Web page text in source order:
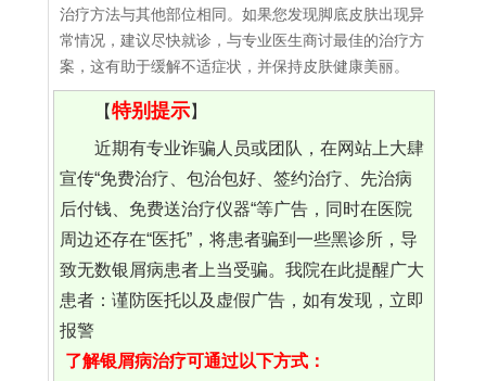
治疗方法与其他部位相同。如果您发现脚底皮肤出现异
常情况，建议尽快就诊，与专业医生商讨最佳的治疗方
案，这有助于缓解不适症状，并保持皮肤健康美丽。
【特别提示】
近期有专业诈骗人员或团队，在网站上大肆
宣传“免费治疗、包治包好、签约治疗、先治病
后付钱、免费送治疗仪器“等广告，同时在医院
周边还存在“医托”，将患者骗到一些黑诊所，导
致无数银屑病患者上当受骗。我院在此提醒广大
患者：谨防医托以及虚假广告，如有发现，立即
报警
了解银屑病治疗可通过以下方式：